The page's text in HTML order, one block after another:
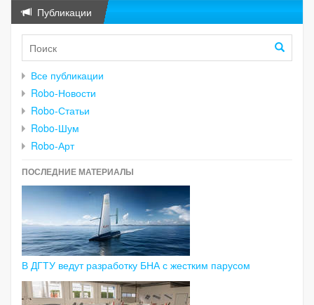
Публикации
Все публикации
Robo-Новости
Robo-Статьи
Robo-Шум
Robo-Арт
ПОСЛЕДНИЕ МАТЕРИАЛЫ
В ДГТУ ведут разработку БНА с жестким парусом